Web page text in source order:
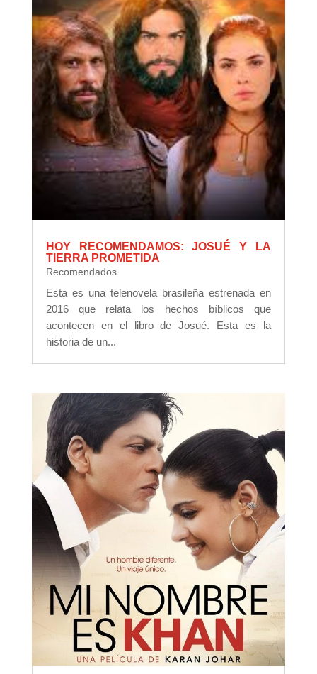
HOY RECOMENDAMOS: JOSUÉ Y LA
TIERRA PROMETIDA
Recomendados
Esta es una telenovela brasileña estrenada en
2016 que relata los hechos bíblicos que
acontecen en el libro de Josué. Esta es la
historia de un...